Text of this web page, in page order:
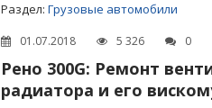
Раздел: Грузовые автомобили
01.07.2018 5 326 0
Рено 300G: Ремонт
радиатора и его